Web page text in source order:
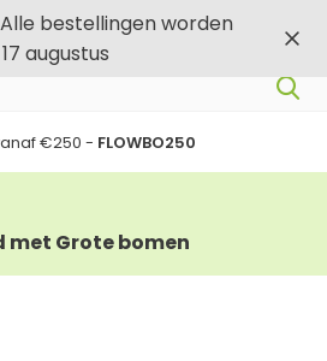
bestellingen worden
augustus
€250 - FLOWBO250
Grote bomen